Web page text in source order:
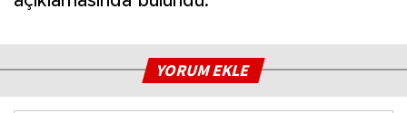
YORUM EKLE